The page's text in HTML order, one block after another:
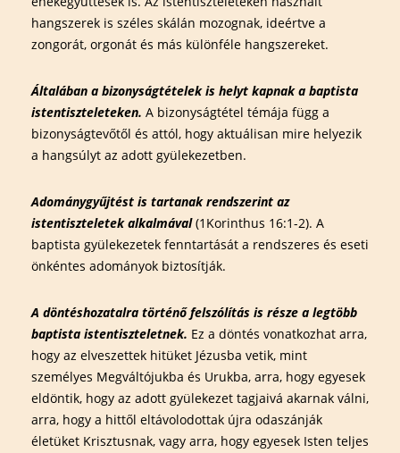
hangszerek is széles skálán mozognak, ideértve a
zongorát, orgonát és más különféle hangszereket.
Általában a bizonyságtételek is helyt kapnak a baptista
istentiszteleteken. A bizonyságtétel témája függ a
bizonyságtevőtől és attól, hogy aktuálisan mire helyezik
a hangsúlyt az adott gyülekezetben.
Adománygyűjtést is tartanak rendszerint az
istentiszteletek alkalmával(1Korinthus 16:1-2). A
baptista gyülekezetek fenntartását a rendszeres és eseti
önkéntes adományok biztosítják.
A döntéshozatalra történő felszólítás is része a legtöbb
baptista istentiszteletnek. Ez a döntés vonatkozhat arra,
hogy az elveszettek hitüket Jézusba vetik, mint
személyes Megváltójukba és Urukba, arra, hogy egyesek
eldöntik, hogy az adott gyülekezet tagjaivá akarnak válni,
arra, hogy a hittől eltávolodottak újra odaszánják
életüket Krisztusnak, vagy arra, hogy egyesek Isten teljes